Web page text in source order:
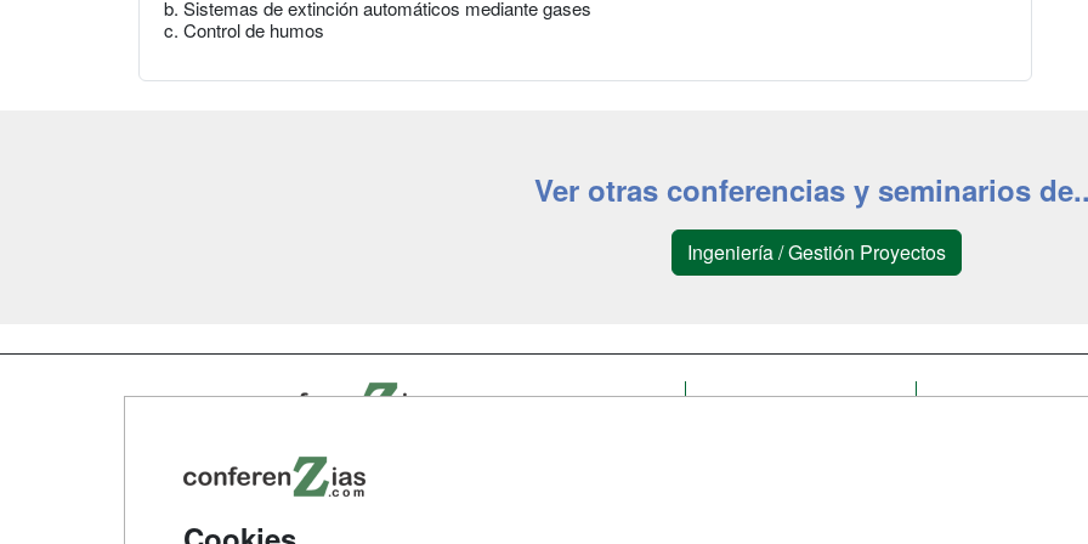
b. Sistemas de extinción automáticos mediante gases
c. Control de humos
Ver otras conferencias y seminarios
Ingeniería / Gestión Proyectos
Mapa
Cursos de
Contactar